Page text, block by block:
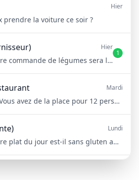
Hier
prendre la voiture ce soir ?
Hier
Bonjour ! Votre commande de légumes sera livrée demain matin à 8h
1
Mardi
avez de la place pour 12 personnes samedi soir ?
Lundi
Bonjour ! Votre plat du jour est-il sans gluten aujourd'hui ?